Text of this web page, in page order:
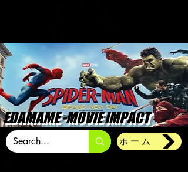
EDAMAME -MOVIE IMPACT
ホーム